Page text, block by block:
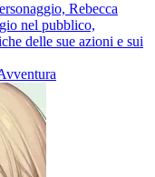
Rebecca
nel pubblico,
delle sue azioni e sui